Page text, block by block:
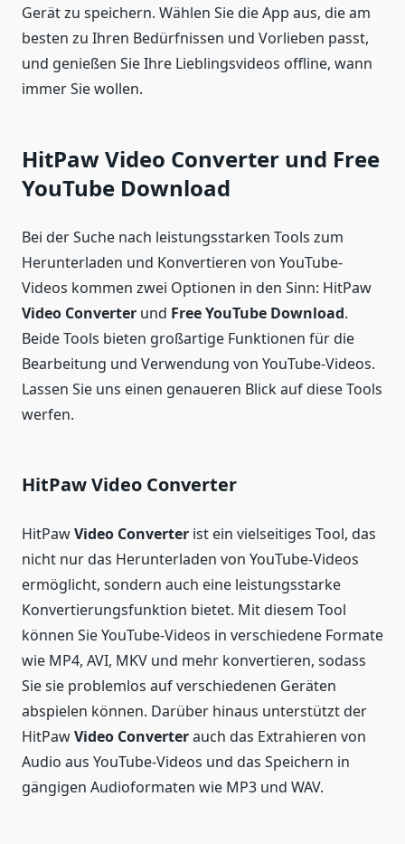
Gerät zu speichern. Wählen Sie die App aus, die am
besten zu Ihren Bedürfnissen und Vorlieben passt,
und genießen Sie Ihre Lieblingsvideos offline, wann
immer Sie wollen.
HitPaw Video Converter und Free
YouTube Download
Bei der Suche nach leistungsstarken Tools zum
Herunterladen und Konvertieren von YouTube-
Videos kommen zwei Optionen in den Sinn: HitPaw
Video Converter und Free YouTube Download.
Beide Tools bieten großartige Funktionen für die
Bearbeitung und Verwendung von YouTube-Videos.
Lassen Sie uns einen genaueren Blick auf diese Tools
werfen.
HitPaw Video Converter
HitPawVideo Converter ist ein vielseitiges Tool, das
nicht nur das Herunterladen von YouTube-Videos
ermöglicht, sondern auch eine leistungsstarke
Konvertierungsfunktion bietet. Mit diesem Tool
können Sie YouTube-Videos in verschiedene Formate
wie MP4, AVI, MKV und mehr konvertieren, sodass
Sie sie problemlos auf verschiedenen Geräten
abspielen können. Darüber hinaus unterstützt der
HitPawVideo Converterauch das Extrahieren von
Audio aus YouTube-Videos und das Speichern in
gängigen Audioformaten wie MP3 und WAV.